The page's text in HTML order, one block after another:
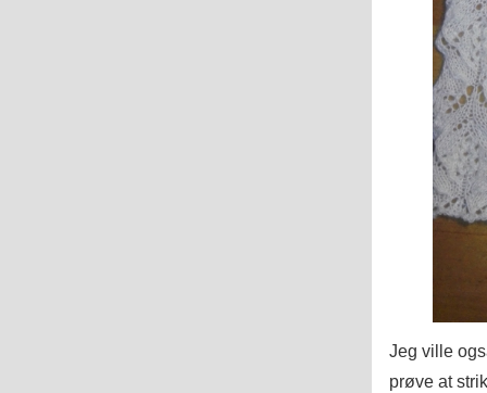
Jeg ville
prøve at